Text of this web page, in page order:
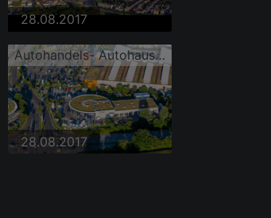
28.08.2017
Autohandels- Autohauses Auto Knapp GmbH
28.08.2017